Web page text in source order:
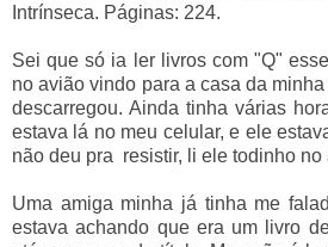
Intrínseca. Páginas: 224.
Sei que só ia ler livros com "Q"
no avião vindo para a casa da
descarregou. Ainda tinha várias
estava lá no meu celular, e ele
não deu pra resistir, li ele todinho no
Uma amiga minha já tinha me
estava achando que era um livro